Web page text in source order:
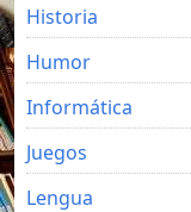
Historia
Humor
Informática
Juegos
Lengua